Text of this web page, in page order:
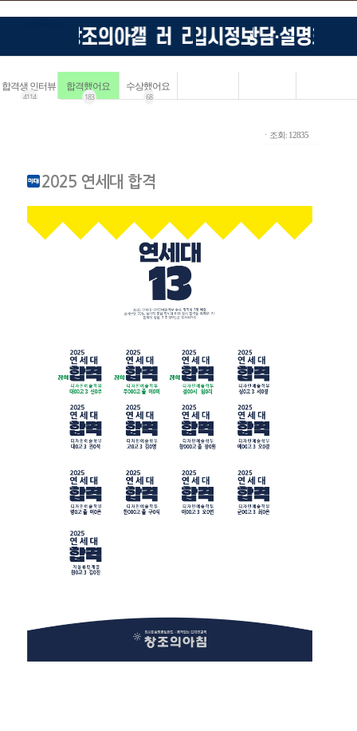
합격생 인터뷰
4114
합격했어요
183
수상했어요
68
ㆍ조회: 12835
2025 연세대 합격